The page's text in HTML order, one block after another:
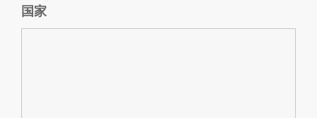
国家